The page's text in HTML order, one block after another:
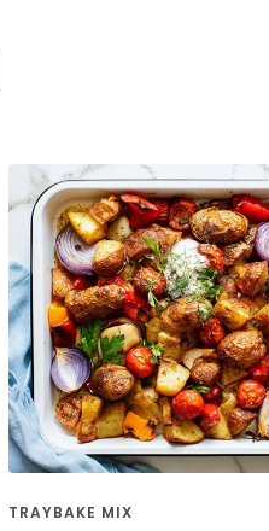
TRAYBAKE MIX